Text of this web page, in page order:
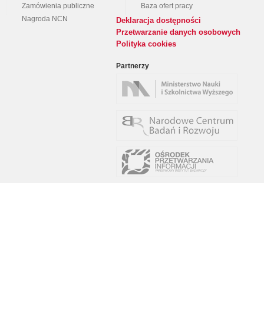
Zamówienia publiczne
Nagroda NCN
Baza ofert pracy
Deklaracja dostępności
Przetwarzanie danych osobowych
Polityka cookies
Partnerzy